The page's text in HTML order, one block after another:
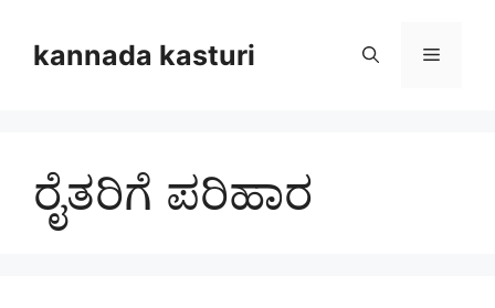
contentkannada kasturi Menu
ರೈತರಿಗೆ ಪರಿಹಾರ